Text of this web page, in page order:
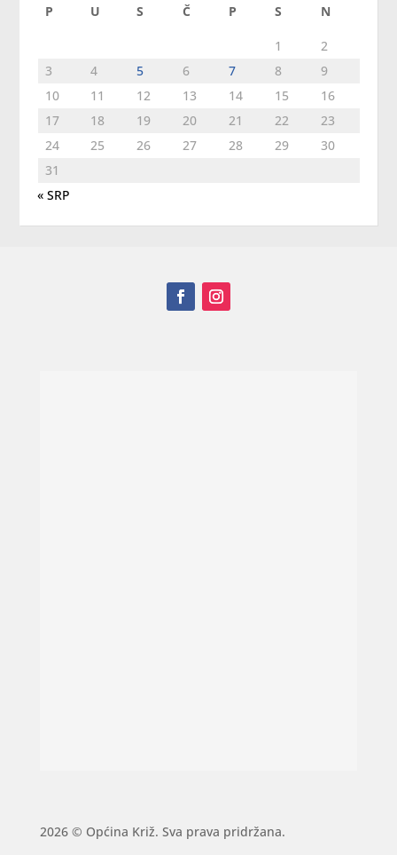
P U S Č P S N
1
2
3
4 5 6 7 8
9
10
11 12 13 14 15
16
17
18 19 20 21 22
23
24
25 26 27 28 29
30
31
« SRP
2026 © Općina Križ. Sva prava pridržana.